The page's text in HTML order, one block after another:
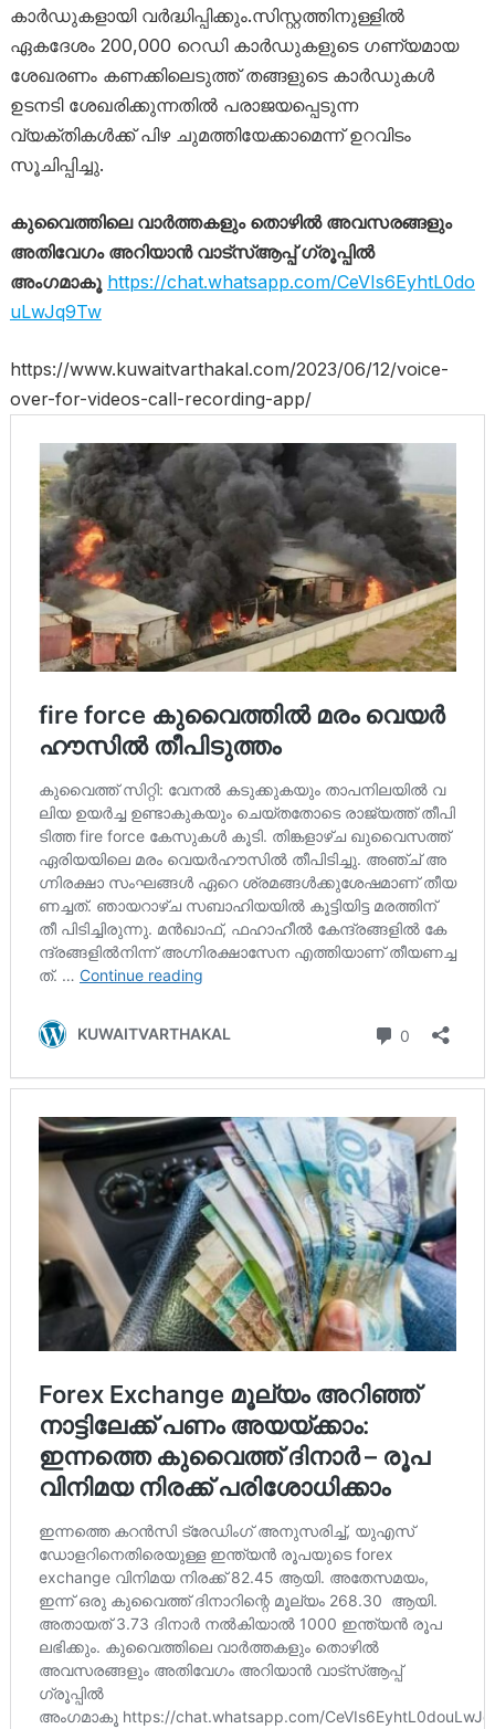
കാർഡുകളായി വർദ്ധിപ്പിക്കും.സിസ്റ്റത്തിനുള്ളിൽ
ഏകദേശം 200,000 റെഡി കാർഡുകളുടെ ഗണ്യമായ
ശേഖരണം കണക്കിലെടുത്ത് തങ്ങളുടെ കാർഡുകൾ
ഉടനടി ശേഖരിക്കുന്നതിൽ പരാജയപ്പെടുന്ന
വ്യക്തികൾക്ക് പിഴ ചുമത്തിയേക്കാമെന്ന് ഉറവിടം
സൂചിപ്പിച്ചു.
കുവൈത്തിലെ വാർത്തകളും തൊഴിൽ അവസരങ്ങളും
അതിവേഗം അറിയാൻ വാട്സ്ആപ്പ് ഗ്രൂപ്പിൽ
അംഗമാകൂ https://chat.whatsapp.com/CeVIs6EyhtL0do
uLwJq9Tw
https://www.kuwaitvarthakal.com/2023/06/12/voice-
over-for-videos-call-recording-app/